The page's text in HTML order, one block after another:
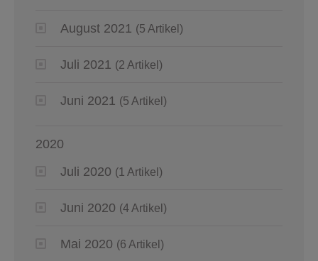
August 2021 (5 Artikel)
Juli 2021 (2 Artikel)
Juni 2021 (5 Artikel)
2020
Juli 2020 (1 Artikel)
Juni 2020 (4 Artikel)
Mai 2020 (6 Artikel)